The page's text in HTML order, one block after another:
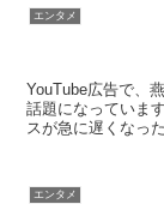
エンタメ
YouTube広告で、
話題になっていま
スが急に遅くなっ
エンタメ